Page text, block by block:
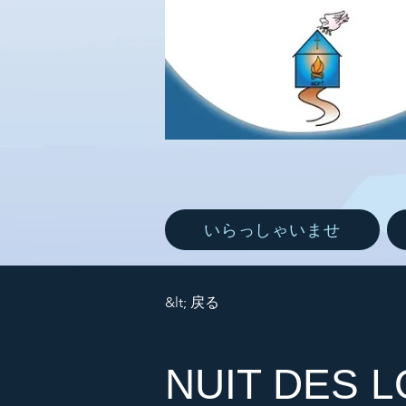
いらっしゃいませ
&lt; 戻る
NUIT DES